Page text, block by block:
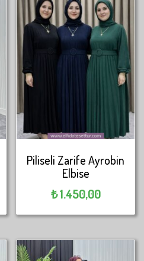
Piliseli Zarife Ayrobin
Elbise
₺1.450,00